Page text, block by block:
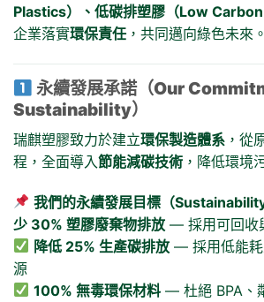
Plastics）、低碳排塑膠（Low Carbon
企業落實環保責任 ，共同邁向綠色未來。
永續發展承諾（Our
Sustainability）
瑞麒塑膠致力於建立環保製造體系 ，從
程，全面導入節能減碳技術 ，降低環境
我們的永續發展目標（Sustainability
少 30% 塑膠廢棄物排放 — 採用可回收
降低 25% 生產碳排放 — 採用低能耗
源
100% 無毒環保材料 — 杜絕 BPA、